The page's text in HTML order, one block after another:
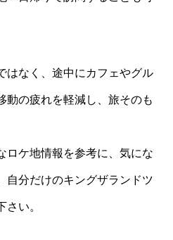
はなく、途中にカフェやグル
動の疲れを軽減し、旅そのも
ロケ地情報を参考に、気にな
自分だけのキングザランドツ
い。